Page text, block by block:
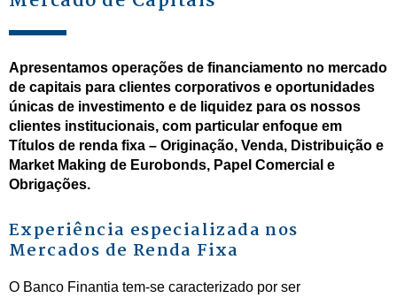
Apresentamos operações de financiamento no mercado
de capitais para clientes corporativos e oportunidades
únicas de investimento e de liquidez para os nossos
clientes institucionais, com particular enfoque em
Títulos de renda fixa – Originação, Venda, Distribuição e
Market Making de Eurobonds, Papel Comercial e
Obrigações.
Experiência especializada nos
Mercados de Renda Fixa
O Banco Finantia tem-se caracterizado por ser